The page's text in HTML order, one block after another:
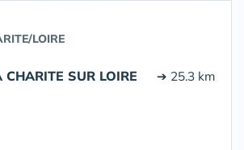
LOIRE
SUR LOIRE ➔ 25.3 km